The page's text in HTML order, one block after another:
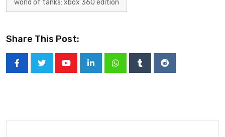
world of tanks: xbox 360 edition
Share This Post: